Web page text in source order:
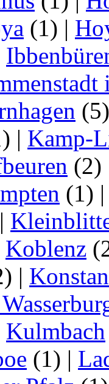
(1) |
| Kamp-
(2)
(1)
|
Koblenz
|
Kulmbach
(1) |